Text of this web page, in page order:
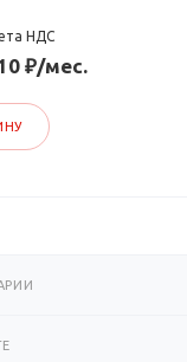
НДС
₽/мес.